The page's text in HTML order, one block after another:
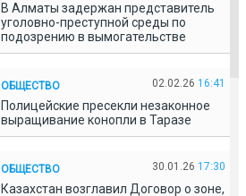
В Алматы задержан представитель
уголовно-преступной среды по
подозрению в вымогательстве
ОБЩЕСТВО 02.02.26 16:41
Полицейские пресекли незаконное
выращивание конопли в Таразе
ОБЩЕСТВО 30.01.26 17:30
Казахстан возглавил Договор о зоне,